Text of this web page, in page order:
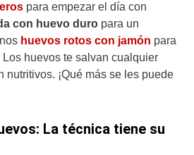
para empezar el día con
con huevo duro para un
huevos rotos con jamón para
huevos te salvan cualquier
nutritivos. ¡Qué más se les puede
La técnica tiene su